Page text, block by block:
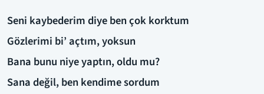
Seni kaybederim diye ben çok korktum
Gözlerimi bi’ açtım, yoksun
Bana bunu niye yaptın, oldu mu?
Sana değil, ben kendime sordum